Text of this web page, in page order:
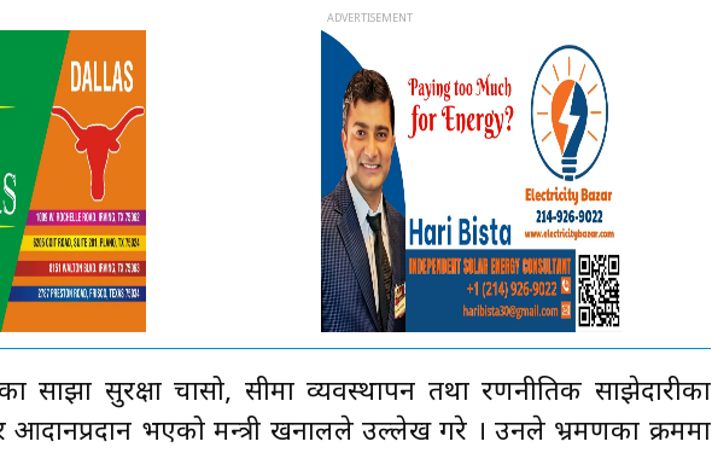
साझा सुरक्षा चासो, सीमा व्यवस्थापन तथा रणनीतिक साझेदारीका
आदानप्रदान भएको मन्त्री खनालले उल्लेख गरे । उनले भ्रमणका क्रममा